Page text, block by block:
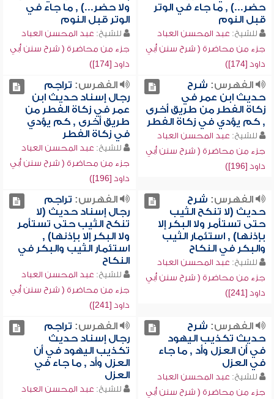
حضر...) , ما جاء في الوتر
قبل النوم
للشيخ: عبد المحسن العباد
جزء من محاضرة ( شرح سنن أبي
داود [174])
ولا حضر...) , ما جاء في
الوتر قبل النوم
للشيخ: عبد المحسن العباد
جزء من محاضرة ( شرح سنن أبي
داود [174])
الفهرس: شرح
حديث ابن عمر في
زكاة الفطر من طريق أخرى
, كم يؤدي في زكاة الفطر
للشيخ: عبد المحسن العباد
جزء من محاضرة ( شرح سنن أبي
داود [196])
الفهرس: تراجم
رجال إسناد حديث ابن
عمر في زكاة الفطر من
طريق أخرى , كم يؤدي
في زكاة الفطر
للشيخ: عبد المحسن العباد
جزء من محاضرة ( شرح سنن أبي
داود [196])
الفهرس: شرح
حديث (لا تنكح الثيب
حتى تستأمر ولا البكر إلا
بإذنها) , استئمار الثيب
والبكر في النكاح
للشيخ: عبد المحسن العباد
جزء من محاضرة ( شرح سنن أبي
داود [241])
الفهرس: تراجم
رجال إسناد حديث (لا
تنكح الثيب حتى تستأمر
ولا البكر إلا بإذنها) ,
استئمار الثيب والبكر في
النكاح
للشيخ: عبد المحسن العباد
جزء من محاضرة ( شرح سنن أبي
داود [241])
الفهرس: شرح
حديث تكذيب اليهود
في أن العزل وأد , ما جاء
في العزل
للشيخ: عبد المحسن العباد
جزء من محاضرة ( شرح سنن أبي
الفهرس: تراجم
رجال إسناد حديث
تكذيب اليهود في أن
العزل وأد , ما جاء في
العزل
للشيخ: عبد المحسن العباد